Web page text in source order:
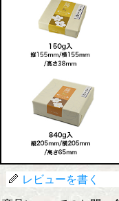
レビューを書く